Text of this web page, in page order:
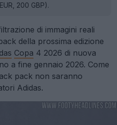
200 GBP).
di immagini reali
della prossima edizione
Copa 4 2026 di nuova
a fine gennaio 2026. Come
pack non saranno
Adidas.